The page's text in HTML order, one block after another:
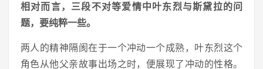
相对而言，三段不对等爱情中叶东烈与斯黛拉的问
题，要纯粹一些。
两人的精神隔阂在于一个冲动一个成熟，叶东烈这个
角色从他父亲故事出场之时，便展现了冲动的性格。